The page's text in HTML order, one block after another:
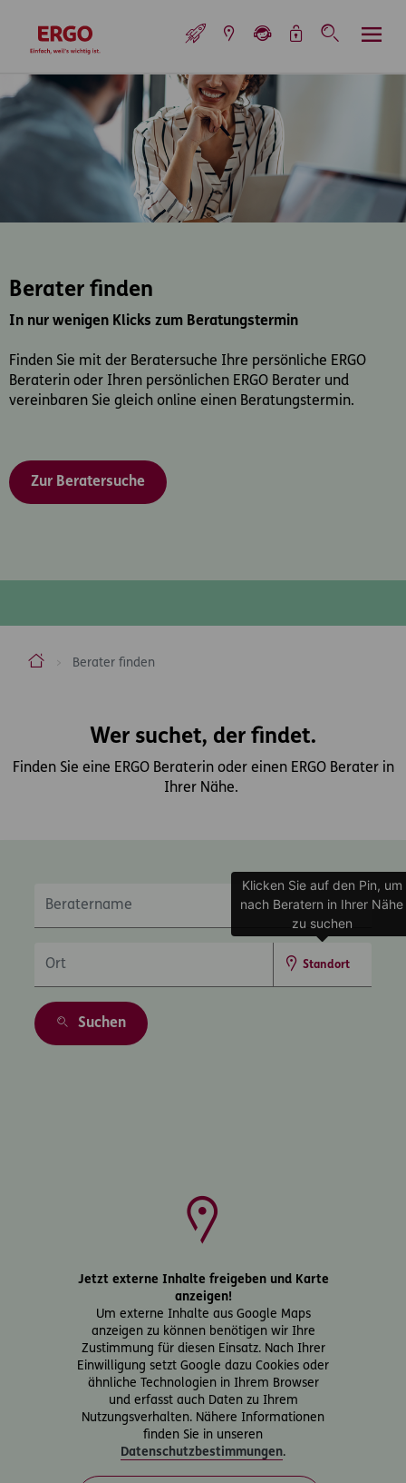
zur Startseite
Berater finden
In nur wenigen Klicks zum Beratungstermin
Finden Sie mit der Beratersuche Ihre persönliche ERGO
Beraterin oder Ihren persönlichen ERGO Berater und
vereinbaren Sie gleich online einen Beratungstermin.
Zur Beratersuche
ERGO Versicherung Aktiengesellschaft
Berater finden
Wer suchet, der findet.
Finden Sie eine ERGO Beraterin oder einen ERGO Berater in
Ihrer Nähe.
Standort
Suchen
Jetzt externe Inhalte freigeben und Karte
anzeigen!
Um externe Inhalte aus Google Maps
anzeigen zu können benötigen wir Ihre
Zustimmung für diesen Einsatz. Nach Ihrer
Einwilligung setzt Google dazu Cookies oder
ähnliche Technologien in Ihrem Browser
und erfasst auch Daten zu Ihrem
Nutzungsverhalten. Nähere Informationen
finden Sie in unseren
Datenschutzbestimmungen.
Klicken Sie auf den Pin, um
nach Beratern in Ihrer Nähe
zu suchen